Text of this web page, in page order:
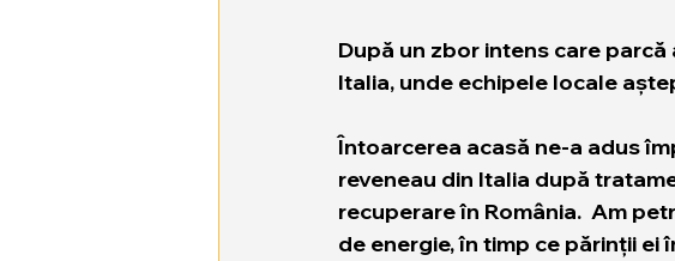
După un zbor intens care
Italia, unde echipele locale
Întoarcerea acasă ne-a adus
reveneau din Italia după
recuperare în România.  Am
de energie, în timp ce părinții